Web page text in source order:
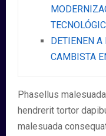
DETIENEN A
CAMBISTA
Phasellus
hendrerit tortor
malesuada